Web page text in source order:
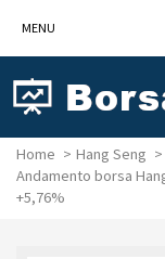
MENU
Home
Hang Seng
Andamento borsa
+5,76%